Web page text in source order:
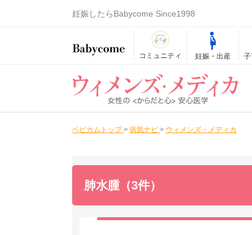
妊娠したらBabycome Since1998
コミュニティ 妊娠・出産
ベビカムトップ > 病気ナビ > ウィメンズ・メディカ
肺水腫（3件）